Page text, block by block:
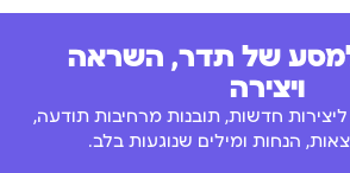
של תדר, השראה
ויצירה
חדשות, תובנות מרחיבות תודעה,
הנחות ומילים שנוגעות בלב.